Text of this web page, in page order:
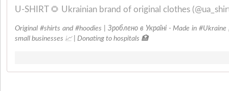
U-SHIRT 🌻 Ukrainian brand of original clothes
Original #shirts and #hoodies | Зроблено в Україні - Made in
small businesses 📈 | Donating to hospitals 🏥